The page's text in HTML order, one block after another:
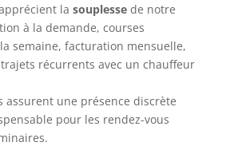
la souplessede notre
à la demande, courses
semaine, facturation mensuelle,
récurrents avec un chauffeur
assurent une présence discrète
pour les rendez-vous